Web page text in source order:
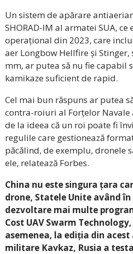
Un sistem de apărare
SHORAD-IM al armatei SUA,
operațional din 2023, care
aer Longbow Hellfire și Stinger,
mm, ar putea să nu fie capabil
kamikaze suficient de rapid.
Cel mai bun răspuns ar putea
contra-roiuri al Forțelor Navale
de la ideea că un roi poate fi
regulile care gestionează
păcălind, de exemplu, dronele
ele, relatează Forbes.
China nu este singura țara
drone, Statele Unite având
dezvoltare mai multe
Cost UAV Swarm Technology,
asemenea, la ediția din
militare Kavkaz, Rusia a